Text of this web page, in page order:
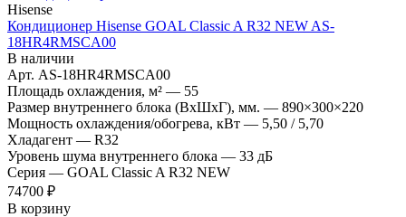
Hisense
Кондиционер Hisense GOAL Classic A R32 NEW AS-
18HR4RMSCA00
В наличии
Арт. AS-18HR4RMSCA00
Площадь охлаждения, м² — 55
Размер внутреннего блока (ВхШхГ), мм. — 890×300×220
Мощность охлаждения/обогрева, кВт — 5,50 / 5,70
Хладагент — R32
Уровень шума внутреннего блока — 33 дБ
Серия — GOAL Classic A R32 NEW
74700 ₽
В корзину